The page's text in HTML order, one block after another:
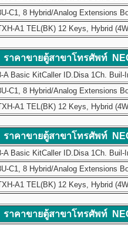
C1, 8 Hybrid/Analog Extensions
A1 TEL(BK) 12 Keys, Hybrid
ราคาขายตู้สาขาโทรศัพท์
A Basic KitCaller ID.Disa 1Ch.
C1, 8 Hybrid/Analog Extensions
A1 TEL(BK) 12 Keys, Hybrid
ราคาขายตู้สาขาโทรศัพท์
A Basic KitCaller ID.Disa 1Ch.
C1, 8 Hybrid/Analog Extensions
A1 TEL(BK) 12 Keys, Hybrid
ราคาขายตู้สาขาโทรศัพท์